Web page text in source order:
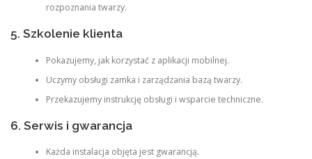
rozpoznania twarzy.
5. Szkolenie klienta
Pokazujemy, jak korzystać z aplikacji mobilnej.
Uczymy obsługi zamka i zarządzania bazą twarzy.
Przekazujemy instrukcję obsługi i wsparcie techniczne.
6. Serwis i gwarancja
Każda instalacja objęta jest gwarancją.